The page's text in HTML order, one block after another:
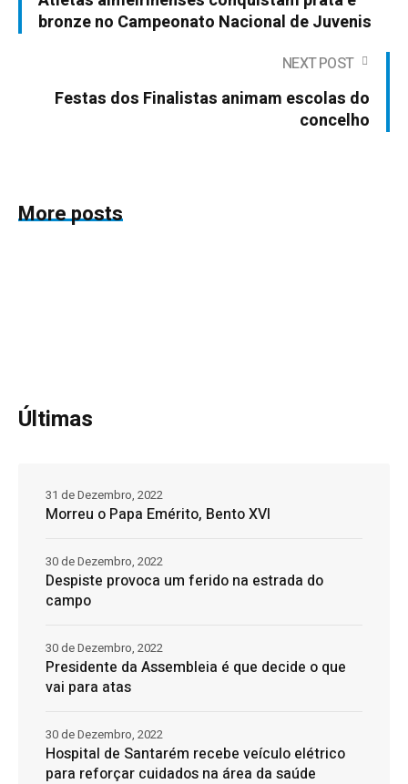
bronze no Campeonato Nacional de Juvenis
NEXT POST
Festas dos Finalistas animam escolas do
concelho
More posts
Últimas
Morreu o Papa Emérito, Bento XVI
31 de Dezembro, 2022
Despiste provoca um ferido na estrada do
campo
30 de Dezembro, 2022
Presidente da Assembleia é que decide o que
vai para atas
30 de Dezembro, 2022
Hospital de Santarém recebe veículo elétrico
para reforçar cuidados na área da saúde
30 de Dezembro, 2022